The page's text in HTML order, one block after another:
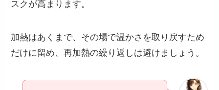
スクが高まります。
加熱はあくまで、その場で温かさを取り戻すため
だけに留め、再加熱の繰り返しは避けましょう。